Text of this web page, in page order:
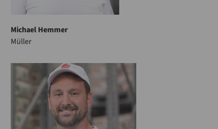
Michael Hemmer
Müller